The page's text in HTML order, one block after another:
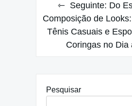
Seguinte: Do
Composição de
Tênis Casuais e
Coringas no Dia
Pesquisar